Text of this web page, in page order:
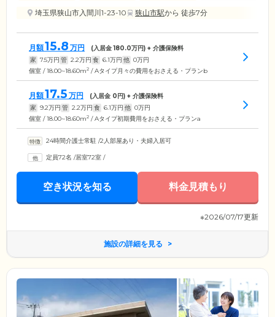
埼玉県狭山市入間川1-23-10
狭山市駅から 徒歩7分
月額15.8 万円 (入居金180.0万円) + 介護保険料
家 7.5万円 管 2.2万円 食 6.1万円 他 0万円
個室 / 18.00~18.60m2 / Aタイプ月々の費用をおさえる・プランb
月額17.5 万円 (入居金 0 円) + 介護保険料
家 9.2万円 管 2.2万円 食 6.1万円 他 0万円
個室 / 18.00~18.60m2 / Aタイプ初期費用をおさえる・プランa
24時間介護士常駐 /2人部屋あり・夫婦入居可
定員72名 /居室72室 /
空き状況を知る 料金見積もり
※2026/07/17更新
施設の詳細を見る